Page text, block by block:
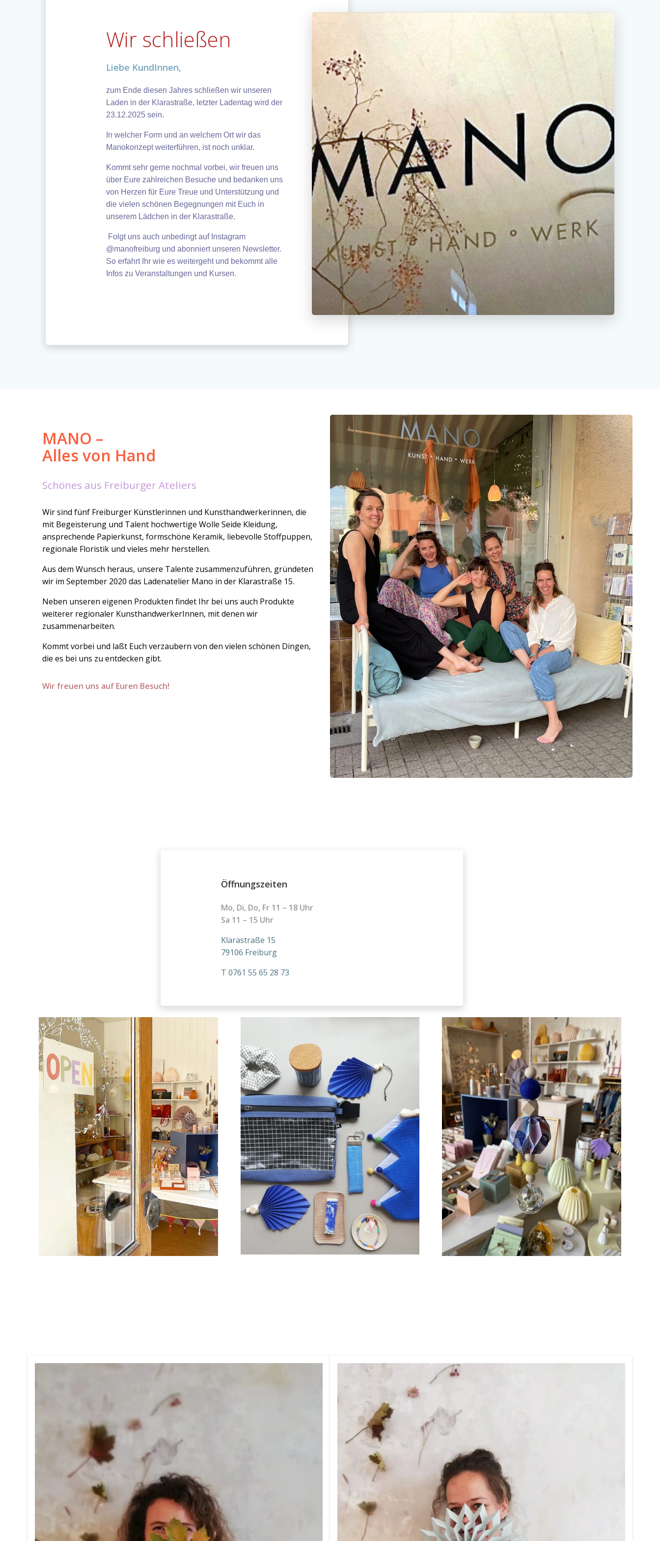
Wir schließen
Liebe KundInnen,
zum Ende diesen Jahres schließen wir unseren
Laden in der Klarastraße, letzter Ladentag wird der
23.12.2025 sein.
In welcher Form und an welchem Ort wir das
Manokonzept weiterführen, ist noch unklar.
Kommt sehr gerne nochmal vorbei, wir freuen uns
über Eure zahlreichen Besuche und bedanken uns
von Herzen für Eure Treue und Unterstützung und
die vielen schönen Begegnungen mit Euch in
unserem Lädchen in der Klarastraße.
Folgt uns auch unbedingt auf Instagram
@manofreiburg und abonniert unseren Newsletter.
So erfahrt Ihr wie es weitergeht und bekommt alle
Infos zu Veranstaltungen und Kursen.
MANO –
Alles von Hand
Schönes aus Freiburger Ateliers
Wir sind fünf Freiburger Künstlerinnen und Kunsthandwerkerinnen, die
mit Begeisterung und Talent hochwertige Wolle Seide Kleidung,
ansprechende Papierkunst, formschöne Keramik, liebevolle Stoffpuppen,
regionale Floristik und vieles mehr herstellen.
Aus dem Wunsch heraus, unsere Talente zusammenzuführen, gründeten
wir im September 2020 das Ladenatelier Mano in der Klarastraße 15.
Neben unseren eigenen Produkten findet Ihr bei uns auch Produkte
weiterer regionaler KunsthandwerkerInnen, mit denen wir
zusammenarbeiten.
Kommt vorbei und laßt Euch verzaubern von den vielen schönen Dingen,
die es bei uns zu entdecken gibt.
Wir freuen uns auf Euren Besuch!
Öffnungszeiten
Mo, Di, Do, Fr 11 – 18 Uhr
Sa 11 – 15 Uhr
Klarastraße 15
79106 Freiburg
T 0761 55 65 28 73